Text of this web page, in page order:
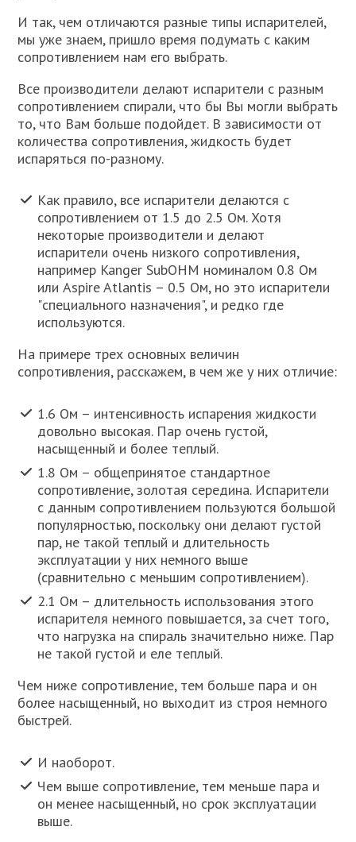
И так, чем отличаются разные типы испарителей,
мы уже знаем, пришло время подумать с каким
сопротивлением нам его выбрать.
Все производители делают испарители с разным
сопротивлением спирали, что бы Вы могли выбрать
то, что Вам больше подойдет. В зависимости от
количества сопротивления, жидкость будет
испаряться по-разному.
Как правило, все испарители делаются с
сопротивлением от 1.5 до 2.5 Ом. Хотя
некоторые производители и делают
испарители очень низкого сопротивления,
например Kanger SubOHM номиналом 0.8 Ом
или Aspire Atlantis – 0.5 Ом, но это испарители
"специального назначения", и редко где
используются.
На примере трех основных величин
сопротивления, расскажем, в чем же у них отличие:
1.6 Ом – интенсивность испарения жидкости
довольно высокая. Пар очень густой,
насыщенный и более теплый.
1.8 Ом – общепринятое стандартное
сопротивление, золотая середина. Испарители
с данным сопротивлением пользуются большой
популярностью, поскольку они делают густой
пар, не такой теплый и длительность
эксплуатации у них немного выше
(сравнительно с меньшим сопротивлением).
2.1 Ом – длительность использования этого
испарителя немного повышается, за счет того,
что нагрузка на спираль значительно ниже. Пар
не такой густой и еле теплый.
Чем ниже сопротивление, тем больше пара и он
более насыщенный, но выходит из строя немного
быстрей.
И наоборот.
Чем выше сопротивление, тем меньше пара и
он менее насыщенный, но срок эксплуатации
выше.